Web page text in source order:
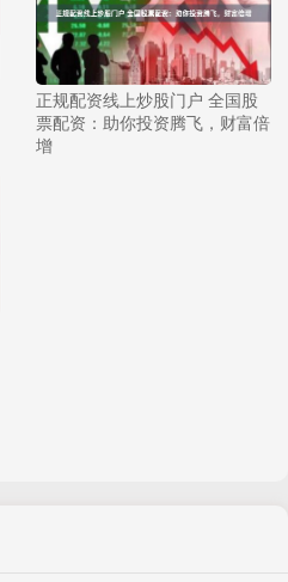
正规配资线上炒股门户 全国股
票配资：助你投资腾飞，财富倍
增